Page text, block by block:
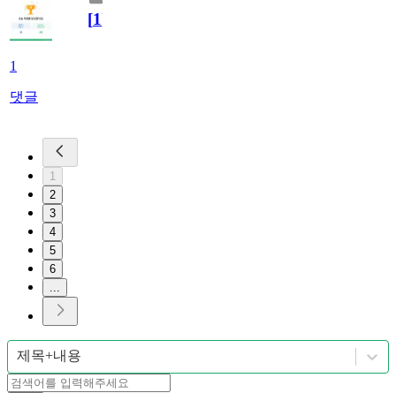
1
댓글
[1]
1
2
3
4
5
6
제목+내용